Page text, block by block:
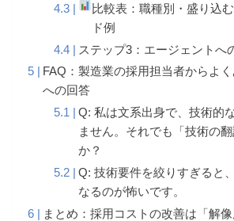
比較表：職種別・盛り込
ド例
ステップ3：エージェントへ
FAQ：製造業の採用担当者からよく
への回答
Q: 私は文系出身で、技術的
ません。それでも「技術の
か？
Q: 技術要件を絞りすぎると
なるのが怖いです。
まとめ：採用コストの改善は「解